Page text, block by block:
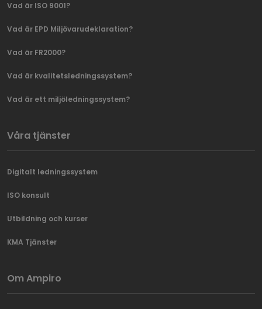
Vad är ISO 9001?
Vad är EPD Miljövarudeklaration?
Vad är FR2000?
Vad är kvalitetsledningssystem?
Vad är ett miljöledningssystem?
Våra tjänster
Digitalt ledningssystem
ISO konsult
Utbildning och kurser
KMA Tjänster
Om Ampiro